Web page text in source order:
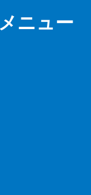
メニュー